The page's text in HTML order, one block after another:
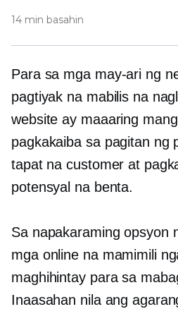
14 min basahin
Para sa mga may-ari ng
pagtiyak na mabilis na
website ay maaaring
pagkakaiba sa pagitan ng
tapat na customer at
potensyal na benta.
Sa napakaraming opsyon
mga online na mamimili
maghihintay para sa
Inaasahan nila ang